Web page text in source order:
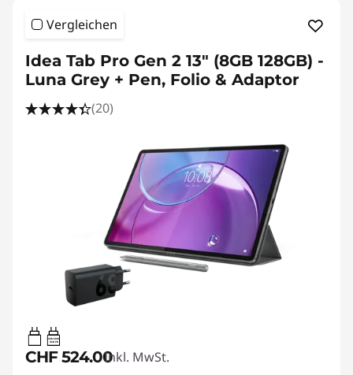
Vergleichen
Idea Tab Pro Gen 2 13" (8GB 128GB) -
Luna Grey + Pen, Folio & Adaptor
(20)
20W-60W
USB PD
CHF 524.00Inkl. MwSt.